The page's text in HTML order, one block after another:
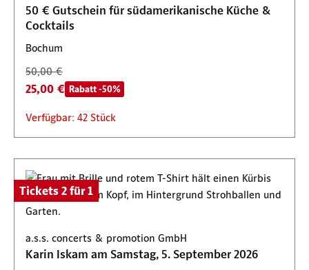
50 € Gutschein für südamerikanische Küche &
Cocktails
Bochum
50,00 €
25,00 € Rabatt -50%
Verfügbar: 42 Stück
Tickets 2 für 1
a.s.s. concerts & promotion GmbH
Karin Iskam am Samstag, 5. September 2026